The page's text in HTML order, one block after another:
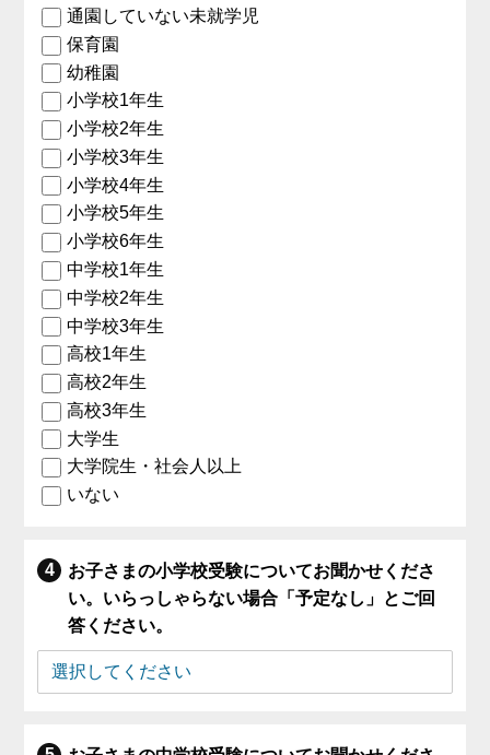
通園していない未就学児
保育園
幼稚園
小学校1年生
小学校2年生
小学校3年生
小学校4年生
小学校5年生
小学校6年生
中学校1年生
中学校2年生
中学校3年生
高校1年生
高校2年生
高校3年生
大学生
大学院生・社会人以上
いない
お子さまの小学校受験についてお聞かせくださ
い。いらっしゃらない場合「予定なし」とご回
答ください。